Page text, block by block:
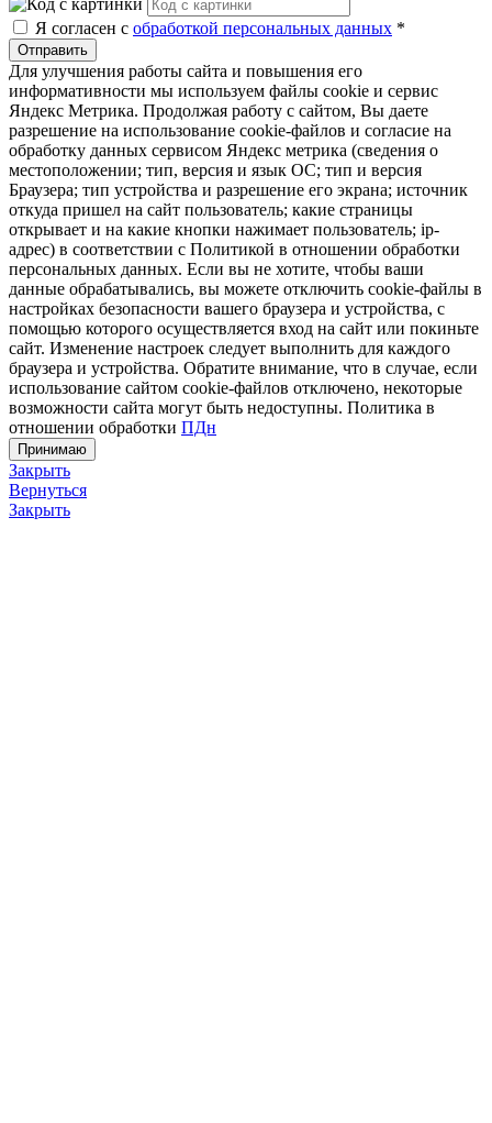
Я согласен с обработкой персональных данных *
Отправить
Для улучшения работы сайта и повышения его
информативности мы используем файлы cookie и сервис
Яндекс Метрика. Продолжая работу с сайтом, Вы даете
разрешение на использование cookie-файлов и согласие на
обработку данных сервисом Яндекс метрика (сведения о
местоположении; тип, версия и язык ОС; тип и версия
Браузера; тип устройства и разрешение его экрана; источник
откуда пришел на сайт пользователь; какие страницы
открывает и на какие кнопки нажимает пользователь; ip-
адрес) в соответствии с Политикой в отношении обработки
персональных данных. Если вы не хотите, чтобы ваши
данные обрабатывались, вы можете отключить cookie-файлы в
настройках безопасности вашего браузера и устройства, с
помощью которого осуществляется вход на сайт или покиньте
сайт. Изменение настроек следует выполнить для каждого
браузера и устройства. Обратите внимание, что в случае, если
использование сайтом cookie-файлов отключено, некоторые
возможности сайта могут быть недоступны. Политика в
отношении обработки ПДн
Принимаю
Закрыть
Вернуться
Закрыть